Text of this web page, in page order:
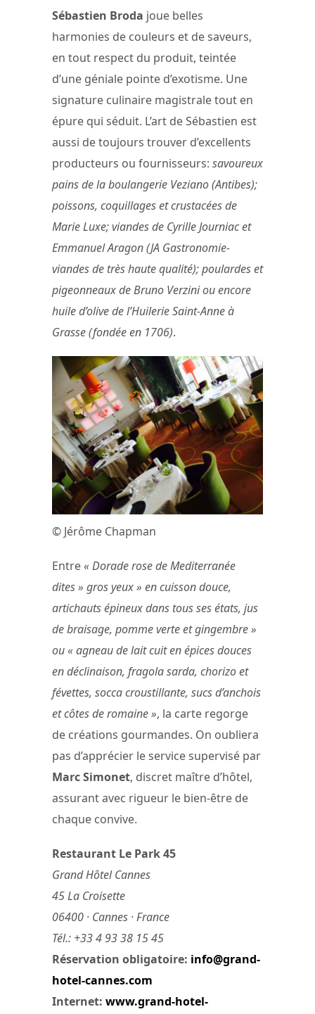
Sébastien Broda joue belles
harmonies de couleurs et de saveurs,
en tout respect du produit, teintée
d’une géniale pointe d’exotisme. Une
signature culinaire magistrale tout en
épure qui séduit. L’art de Sébastien est
aussi de toujours trouver d’excellents
producteurs ou fournisseurs: savoureux
pains de la boulangerie Veziano (Antibes);
poissons, coquillages et crustacées de
Marie Luxe; viandes de Cyrille Journiac et
Emmanuel Aragon (JA Gastronomie-
viandes de très haute qualité); poulardes et
pigeonneaux de Bruno Verzini ou encore
huile d’olive de l’Huilerie Saint-Anne à
Grasse (fondée en 1706).
© Jérôme Chapman
Entre« Dorade rose de Mediterranée
dites » gros yeux » en cuisson douce,
artichauts épineux dans tous ses états, jus
de braisage, pomme verte et gingembre »
ou « agneau de lait cuit en épices douces
en déclinaison, fragola sarda, chorizo et
févettes, socca croustillante, sucs d’anchois
et côtes de romaine », la carte regorge
de créations gourmandes. On oubliera
pas d’apprécier le service supervisé par
Marc Simonet, discret maître d’hôtel,
assurant avec rigueur le bien-être de
chaque convive.
Restaurant Le Park 45
Grand Hôtel Cannes
45 La Croisette
06400 · Cannes · France
Tél.: +33 4 93 38 15 45
Réservation obligatoire: info@grand-
hotel-cannes.com
Internet: www.grand-hotel-